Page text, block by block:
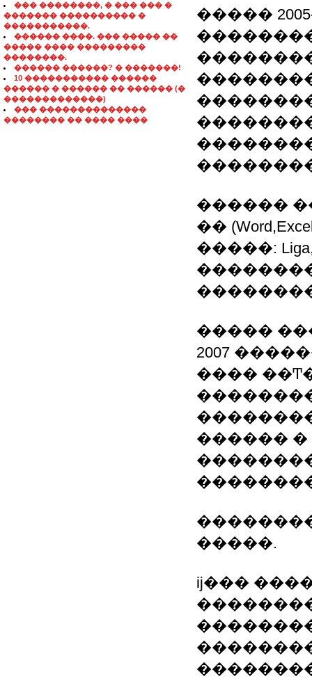
��� ��������, � ��� ��� �
������� ���������� �
�����������.
������ ����. ��� ����� ��
����� ���� ���������
��������.
������ ������? � �������!
10 ����������� ������
������ � ������ �� ������ (�
�������������)
��� ��������������
�������� �� ���� ����
�����
������
��
�����: Liga,
�����
2007
����
������
�����.
ĳ���